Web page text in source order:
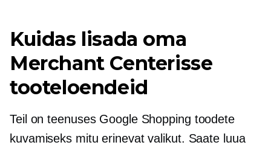
Kuidas lisada oma
Merchant Centerisse
tooteloendeid
Teil on teenuses Google Shopping toodete
kuvamiseks mitu erinevat valikut. Saate luua